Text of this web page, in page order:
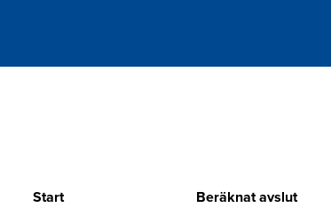
Start Beräknat avslut